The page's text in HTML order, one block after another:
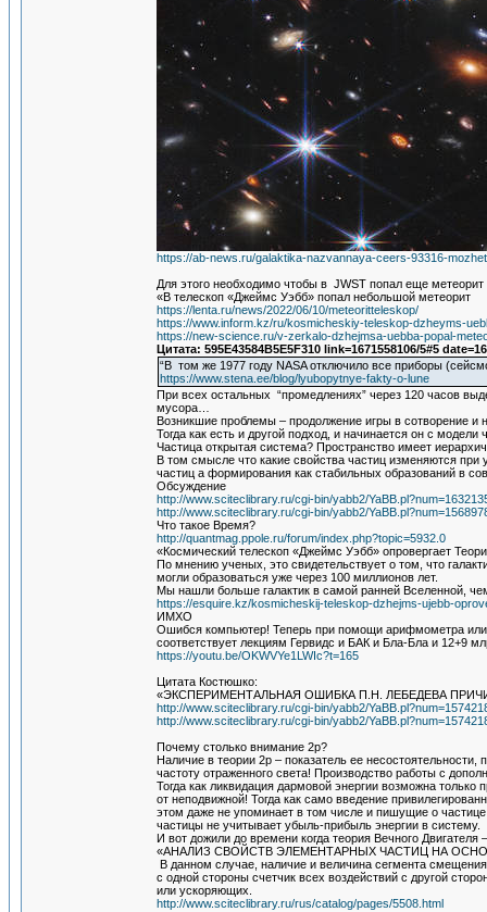
https://ab-news.ru/galaktika-nazvannaya-ceers-93316-
Для этого необходимо чтобы в JWST попал еще метеорит
«В телескоп «Джеймс Уэбб» попал небольшой метеорит
https://lenta.ru/news/2022/06/10/meteoritteleskop/
https://www.inform.kz/ru/kosmicheskiy-teleskop-dzheyms-
https://new-science.ru/v-zerkalo-dzhejmsa-uebba-popal-
Цитата: 595E43584B5E5F310 link=1671558106/5#5
“В том же 1977 году NASA отключило все приборы
https://www.stena.ee/blog/lyubopytnye-fakty-o-lune
При всех остальных “промедлениях” через 120 часов
мусора…
Возникшие проблемы – продолжение игры в сотворение
Тогда как есть и другой подход, и начинается он с
Частица открытая система? Пространство имеет
В том смысле что какие свойства частиц изменяются
частиц а формирования как стабильных образований в
Обсуждение
http://www.sciteclibrary.ru/cgi-bin/yabb2/
http://www.sciteclibrary.ru/cgi-bin/yabb2/
Что такое Время?
http://quantmag.ppole.ru/forum/index.php?topic=5932.0
«Космический телескоп «Джеймс Уэбб» опровергает
По мнению ученых, это свидетельствует о том, что
могли образоваться уже через 100 миллионов лет.
Мы нашли больше галактик в самой ранней Вселенной,
https://esquire.kz/kosmicheskij-teleskop-dzhejms-ujebb-
ИМХО
Ошибся компьютер! Теперь при помощи арифмометра или
соответствует лекциям Гервидс и БАК и Бла-Бла и 12+9
https://youtu.be/OKWVYe1LWIc?t=165
Цитата Костюшко:
«ЭКСПЕРИМЕНТАЛЬНАЯ ОШИБКА П.Н. ЛЕБЕДЕВА
http://www.sciteclibrary.ru/cgi-bin/yabb2/
http://www.sciteclibrary.ru/cgi-bin/yabb2/
Почему столько внимание 2р?
Наличие в теории 2р – показатель ее
частоту отраженного света! Производство работы с
Тогда как ликвидация дармовой энергии возможна
от неподвижной! Тогда как само введение
этом даже не упоминает в том числе и пишущие о
частицы не учитывает убыль-прибыль энергии в систему.
И вот дожили до времени когда теория Вечного
«АНАЛИЗ СВОЙСТВ ЭЛЕМЕНТАРНЫХ ЧАСТИЦ НА
В данном случае, наличие и величина сегмента
с одной стороны счетчик всех воздействий с другой
или ускоряющих.
http://www.sciteclibrary.ru/rus/catalog/pages/5508.html